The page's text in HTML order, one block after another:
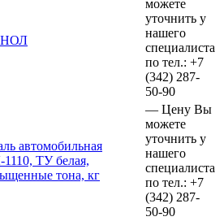
можете
уточнить у
нашего
специалиста
по тел.: +7
(342) 287-
50-90
автомобильная
ТУ белая,
тона, кг
— Цену Вы
можете
уточнить у
нашего
специалиста
по тел.: +7
(342) 287-
50-90